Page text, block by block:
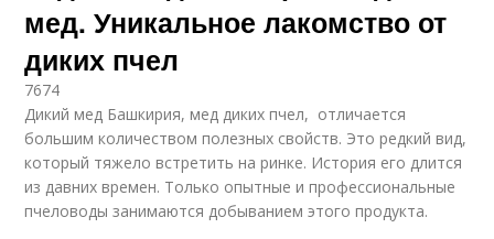
мед. Уникальное лакомство от
диких пчел
7674
Дикий мед Башкирия, мед диких пчел, отличается
большим количеством полезных свойств. Это редкий вид,
который тяжело встретить на ринке. История его длится
из давних времен. Только опытные и профессиональные
пчеловоды занимаются добыванием этого продукта.